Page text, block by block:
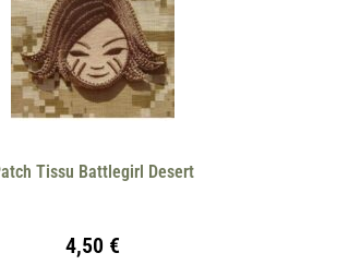
Tissu Battlegirl Desert
4,50 €